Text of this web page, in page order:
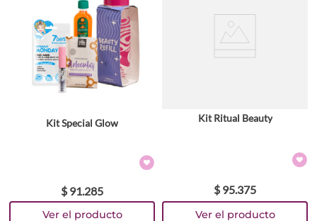
Kit Special Glow
$ 91.285
Kit Ritual Beauty
$ 95.375